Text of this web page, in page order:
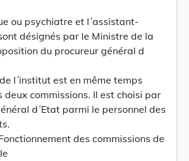
ou psychiatre et l´assistant-
désignés par le Ministre de la
du procureur général d
l´institut est en même temps
deux commissions. Il est choisi par
d´Etat parmi le personnel des
des commissions de